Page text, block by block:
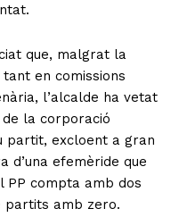
que, malgrat la
en comissions
l’alcalde ha vetat
la corporació
partit, excloent a gran
d’una efemèride que
PP compta amb dos
partits amb zero.